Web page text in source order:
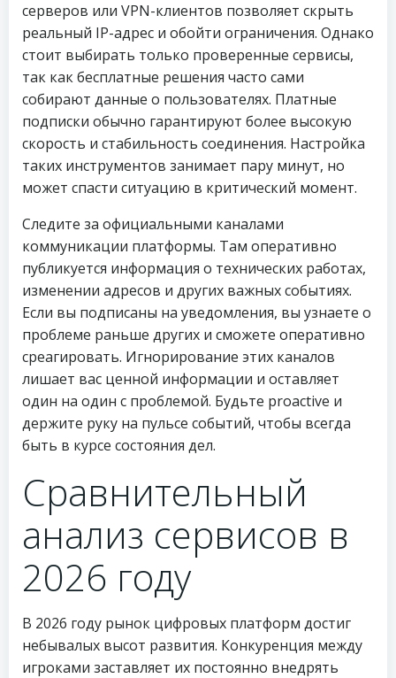
серверов или VPN-клиентов позволяет скрыть
реальный IP-адрес и обойти ограничения. Однако
стоит выбирать только проверенные сервисы,
так как бесплатные решения часто сами
собирают данные о пользователях. Платные
подписки обычно гарантируют более высокую
скорость и стабильность соединения. Настройка
таких инструментов занимает пару минут, но
может спасти ситуацию в критический момент.
Следите за официальными каналами
коммуникации платформы. Там оперативно
публикуется информация о технических работах,
изменении адресов и других важных событиях.
Если вы подписаны на уведомления, вы узнаете о
проблеме раньше других и сможете оперативно
среагировать. Игнорирование этих каналов
лишает вас ценной информации и оставляет
один на один с проблемой. Будьте proactive и
держите руку на пульсе событий, чтобы всегда
быть в курсе состояния дел.
Сравнительный
анализ сервисов в
2026 году
В 2026 году рынок цифровых платформ достиг
небывалых высот развития. Конкуренция между
игроками заставляет их постоянно внедрять